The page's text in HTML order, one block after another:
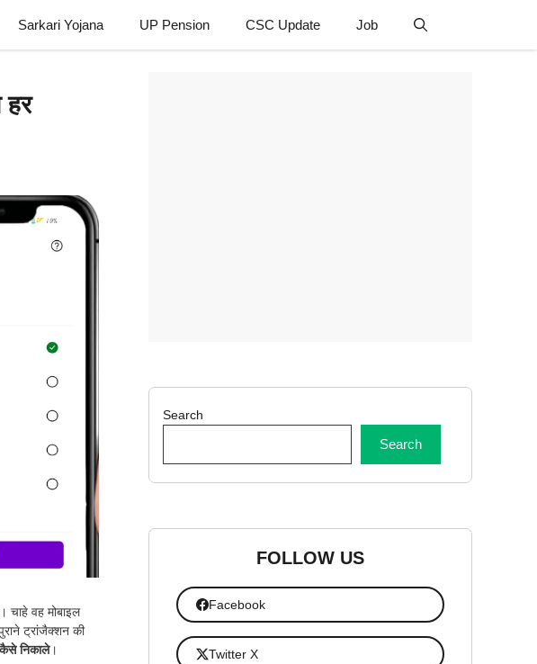
Sarkari Yojana UP Pension CSC Update Job
चाहे वह मोबाइल
ट्रांजैक्शन की
निकाले।
Search
Search
FOLLOW US
Facebook
Twitter X